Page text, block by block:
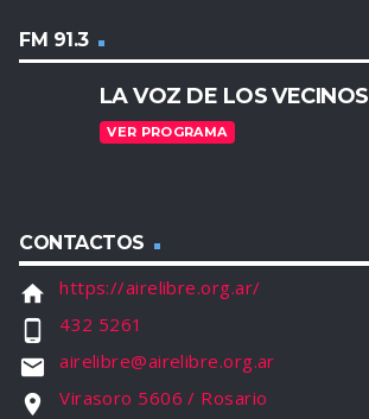
FM 91.3
LA VOZ DE LOS VECINOS
VER PROGRAMA
CONTACTOS
home https://airelibre.org.ar/
phone_android 432 5261
email airelibre@airelibre.org.ar
location_on Virasoro 5606 / Rosario